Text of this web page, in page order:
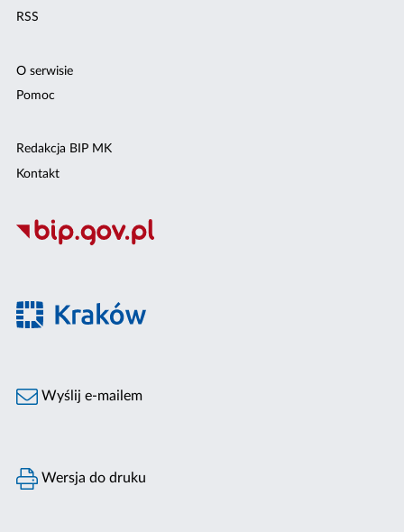
RSS
O serwisie
Pomoc
Redakcja BIP MK
Kontakt
Wyślij e-mailem
Wersja do druku